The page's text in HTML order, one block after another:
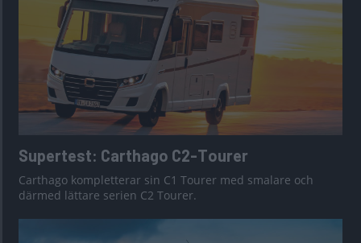
Supertest: Carthago C2-Tourer
Carthago kompletterar sin C1 Tourer med smalare och
därmed lättare serien C2 Tourer.